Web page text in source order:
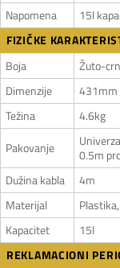
Napomena
15l
FIZIČKE
Boja
Žuto-
Dimenzije
431mm
Težina
4.6kg
Pakovanje
0.5m
Dužina kabla
4m
Materijal
Kapacitet
15l
REKLAMACIONI